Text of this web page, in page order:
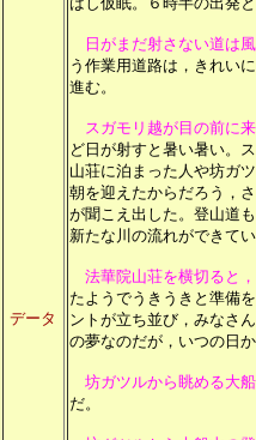
データ
日がまだ射さない道は
う作業用道路は，きれい
進む。
スガモリ越が目の前に
ど日が射すと暑い暑い。
山荘に泊まった人や坊ガ
朝を迎えたからだろう，
が聞こえ出した。登山道
新たな川の流れができて
法華院山荘を横切ると
たようでうきうきと準備
ントが立ち並び，みなさ
の夢なのだが，いつの日
坊ガツルから眺める大
だ。